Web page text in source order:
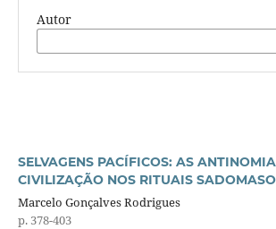
Autor
SELVAGENS PACÍFICOS: AS
CIVILIZAÇÃO NOS RITUAIS
Marcelo Gonçalves Rodrigues
p. 378-403